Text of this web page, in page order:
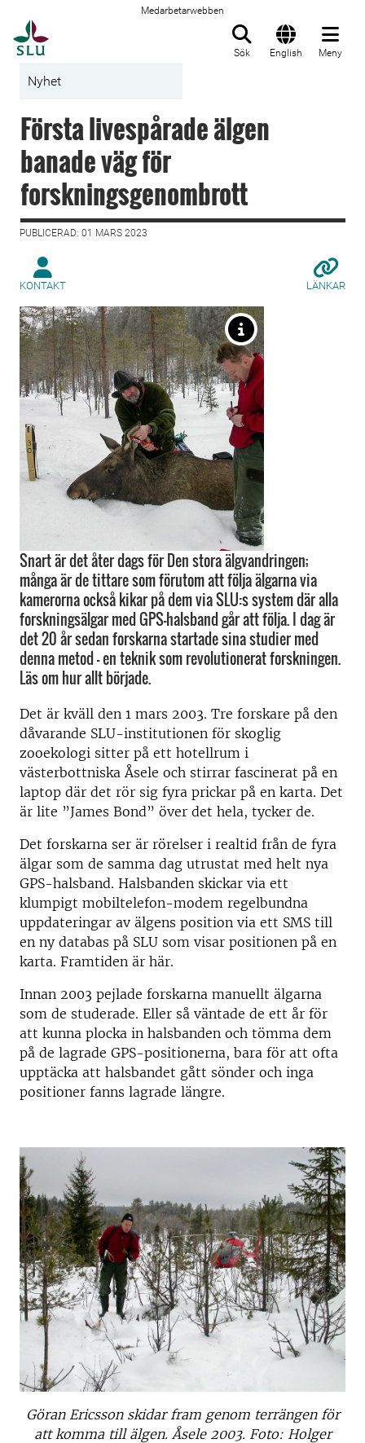
Medarbetarwebben
Sök English Meny
Nyhet
Första livespårade älgen
banade väg för
forskningsgenombrott
PUBLICERAD: 01 MARS 2023
KONTAKT LÄNKAR
Snart är det åter dags för Den stora älgvandringen;
många är de tittare som förutom att följa älgarna via
kamerorna också kikar på dem via SLU:s system där alla
forskningsälgar med GPS-halsband går att följa. I dag är
det 20 år sedan forskarna startade sina studier med
denna metod – en teknik som revolutionerat forskningen.
Läs om hur allt började.
Det är kväll den 1 mars 2003. Tre forskare på den
dåvarande SLU-institutionen för skoglig
zooekologi sitter på ett hotellrum i
västerbottniska Åsele och stirrar fascinerat på en
laptop där det rör sig fyra prickar på en karta. Det
är lite ”James Bond” över det hela, tycker de.
Det forskarna ser är rörelser i realtid från de fyra
älgar som de samma dag utrustat med helt nya
GPS-halsband. Halsbanden skickar via ett
klumpigt mobiltelefon-modem regelbundna
uppdateringar av älgens position via ett SMS till
en ny databas på SLU som visar positionen på en
karta. Framtiden är här.
Innan 2003 pejlade forskarna manuellt älgarna
som de studerade. Eller så väntade de ett år för
att kunna plocka in halsbanden och tömma dem
på de lagrade GPS-positionerna, bara för att ofta
upptäcka att halsbandet gått sönder och inga
positioner fanns lagrade längre.
Göran Ericsson skidar fram genom terrängen för
att komma till älgen. Åsele 2003. Foto: Holger